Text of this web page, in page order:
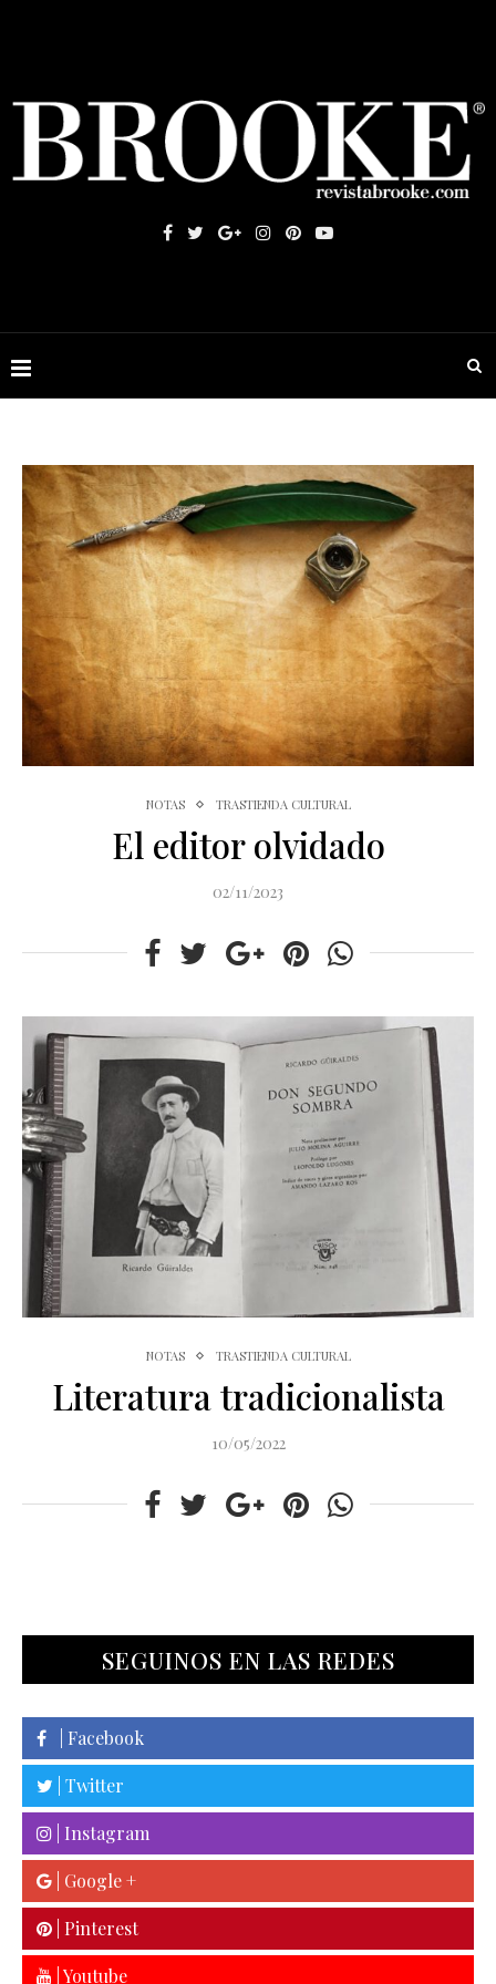
NOTAS TRASTIENDA CULTURAL
El editor olvidado
02/11/2023
NOTAS TRASTIENDA CULTURAL
Literatura tradicionalista
10/05/2022
SEGUINOS EN LAS REDES
| Facebook
| Twitter
| Instagram
| Google +
| Pinterest
| Youtube